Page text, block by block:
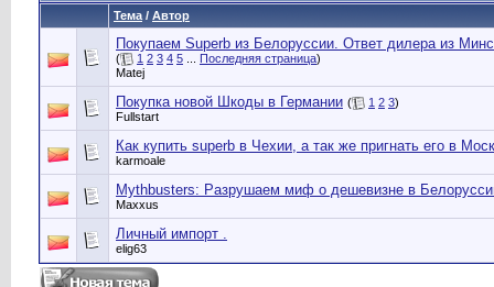
Тема / Автор
Покупаем Superb из Белоруссии. Ответ дилера из
( 1 2 3 4 5 Последняя страница)
Matej
Покупка новой Шкоды в Германии ( 1 2 3)
Fullstart
Как купить superb в Чехии, а так же пригнать его в
karmoale
Mythbusters: Разрушаем миф о дешевизне в
Maxxus
Личный импорт .
elig63